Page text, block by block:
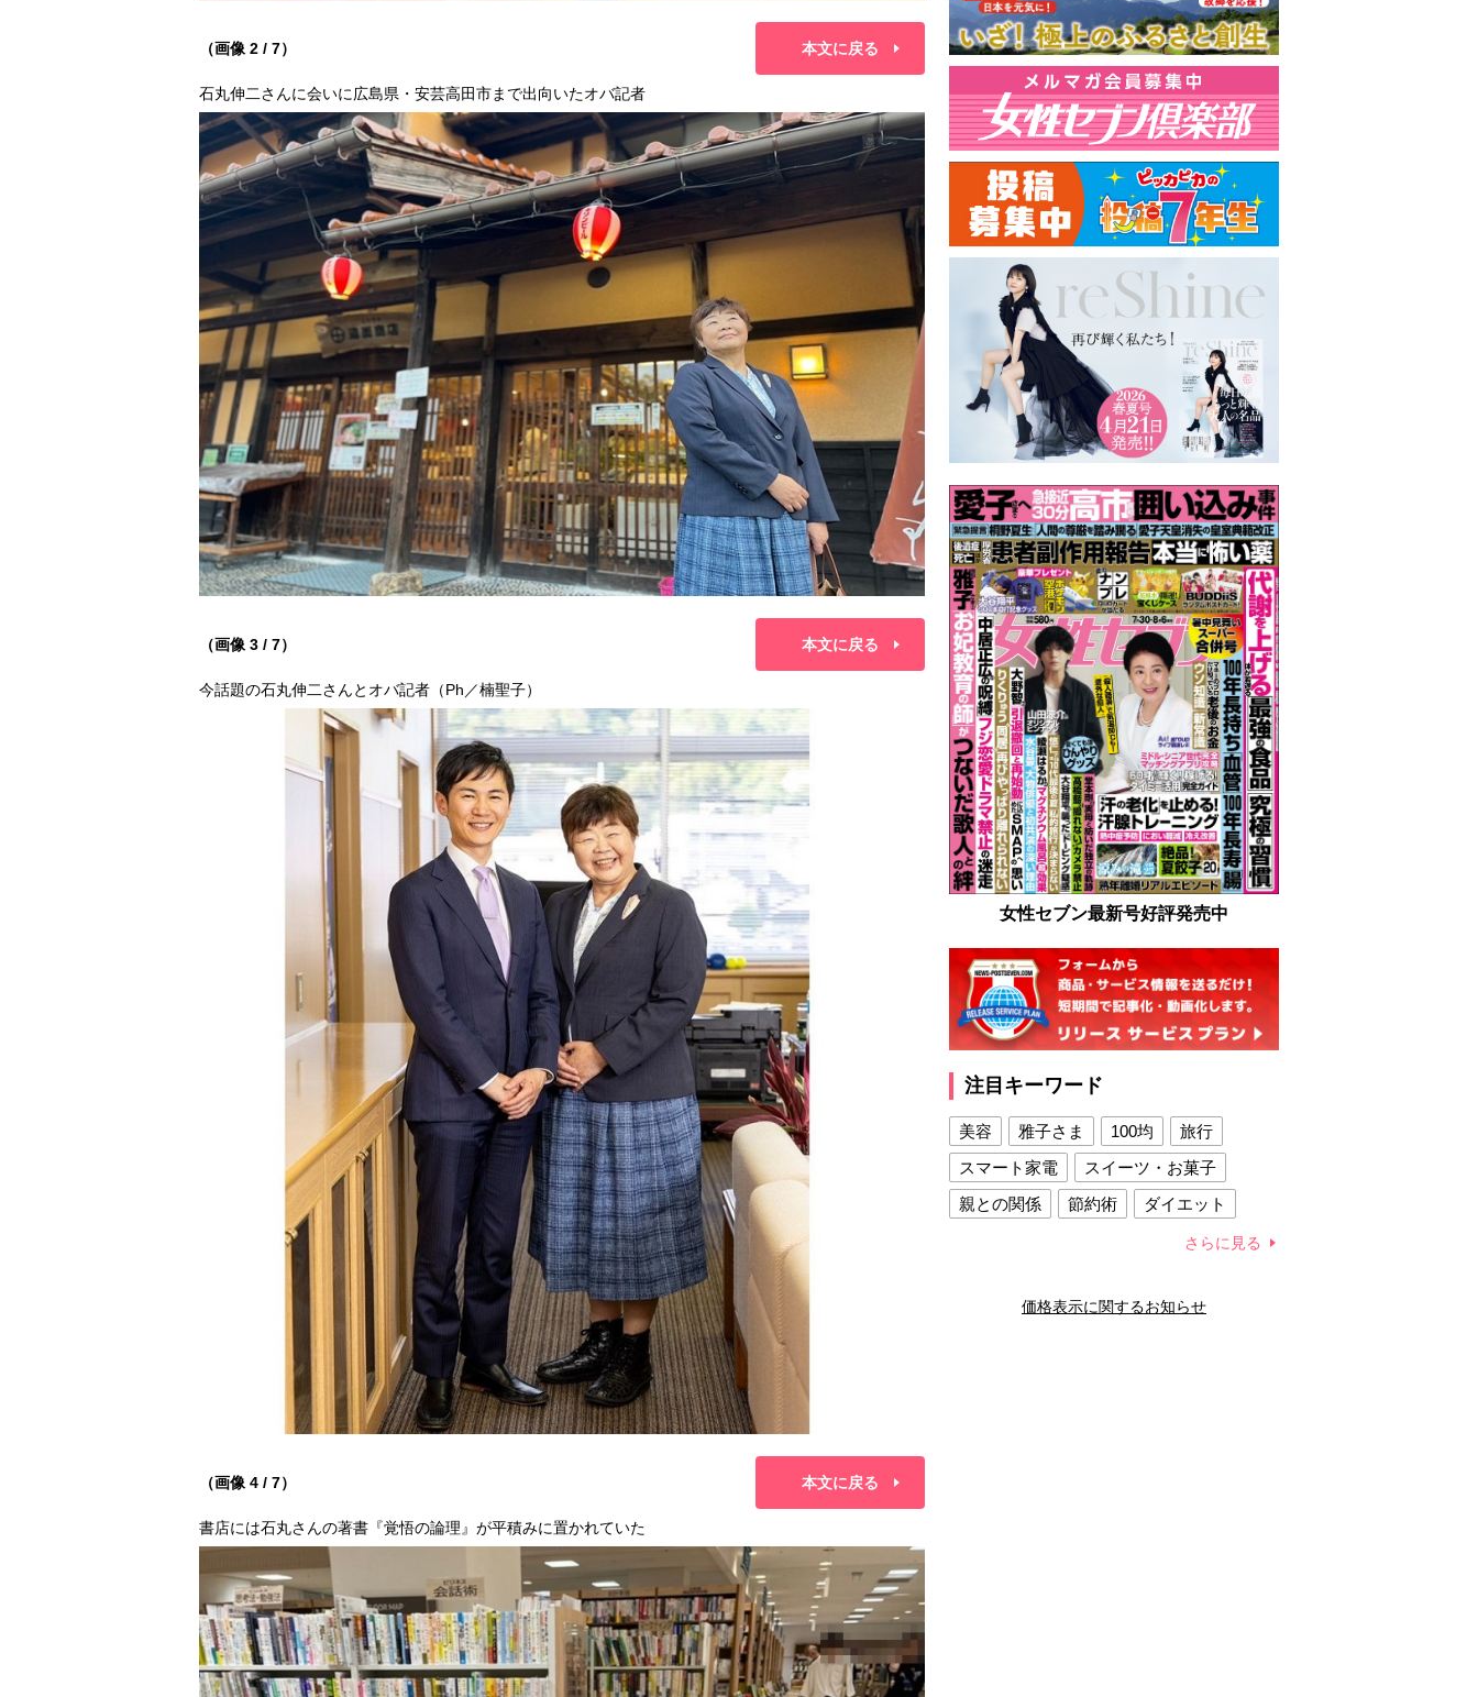
（画像 2 / 7） 本文に戻る
石丸伸二さんに会いに広島県・安芸高田市まで出向いたオバ記者
（画像 3 / 7） 本文に戻る
今話題の石丸伸二さんとオバ記者（Ph／楠聖子）
（画像 4 / 7） 本文に戻る
書店には石丸さんの著書『覚悟の論理』が平積みに置かれていた
女性セブン最新号好評発売中
注目キーワード
美容 雅子さま 100均
旅行
スマート家電
スイーツ・お菓子
親との関係
節約術
ダイエット
夫との関係
新津春子 どか食い
さらに見る
価格表示に関するお知らせ